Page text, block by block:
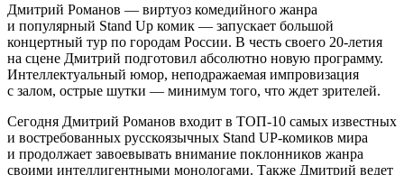
Дмитрий Романов — виртуоз комедийного жанра
и популярный Stand Up комик — запускает большой
концертный тур по городам России. В честь своего 20-летия
на сцене Дмитрий подготовил абсолютно новую программу.
Интеллектуальный юмор, неподражаемая импровизация
с залом, острые шутки — минимум того, что ждет зрителей.
Сегодня Дмитрий Романов входит в ТОП-10 самых известных
и востребованных русскоязычных Stand UP-комиков мира
и продолжает завоевывать внимание поклонников жанра
своими интеллигентными монологами. Также Дмитрий ведет